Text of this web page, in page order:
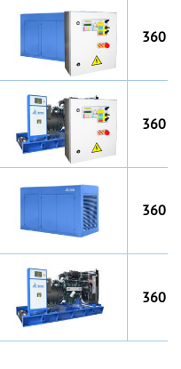
360
360
360
360